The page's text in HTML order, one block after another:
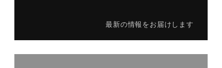
最新の情報をお届けします